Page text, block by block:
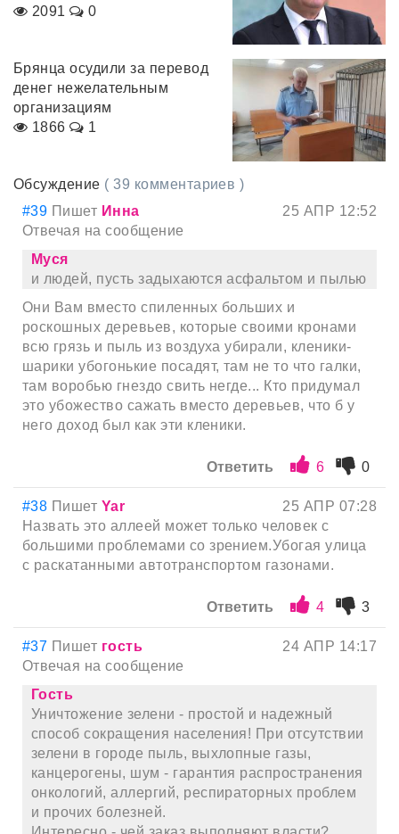
2091
0
Брянца осудили за перевод
денег нежелательным
организациям
1866
1
Обсуждение ( 39 комментариев )
#39 Пишет Инна
25 АПР 12:52
Отвечая на сообщение
Муся
и людей, пусть задыхаются асфальтом и пылью
Они Вам вместо спиленных больших и
роскошных деревьев, которые своими кронами
всю грязь и пыль из воздуха убирали, кленики-
шарики убогонькие посадят, там не то что галки,
там воробью гнездо свить негде... Кто придумал
это убожество сажать вместо деревьев, что б у
него доход был как эти кленики.
Ответить 6 0
#38 Пишет Yar
25 АПР 07:28
Назвать это аллеей может только человек с
большими проблемами со зрением.Убогая улица
с раскатанными автотранспортом газонами.
Ответить 4 3
#37 Пишет гость
24 АПР 14:17
Отвечая на сообщение
Гость
Уничтожение зелени - простой и надежный
способ сокращения населения! При отсутствии
зелени в городе пыль, выхлопные газы,
канцерогены, шум - гарантия распространения
онкологий, аллергий, респираторных проблем
и прочих болезней.